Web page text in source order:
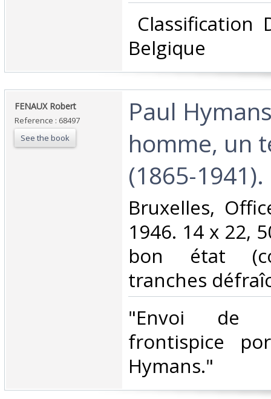
Classification
Belgique‎
‎FENAUX Robert‎
Reference : 68497
See the book
‎Paul
homme, un
(1865-1941).‎
‎Bruxelles,
1946. 14 x 22,
bon état
tranches
‎"Envoi de
frontispice
Hymans."‎